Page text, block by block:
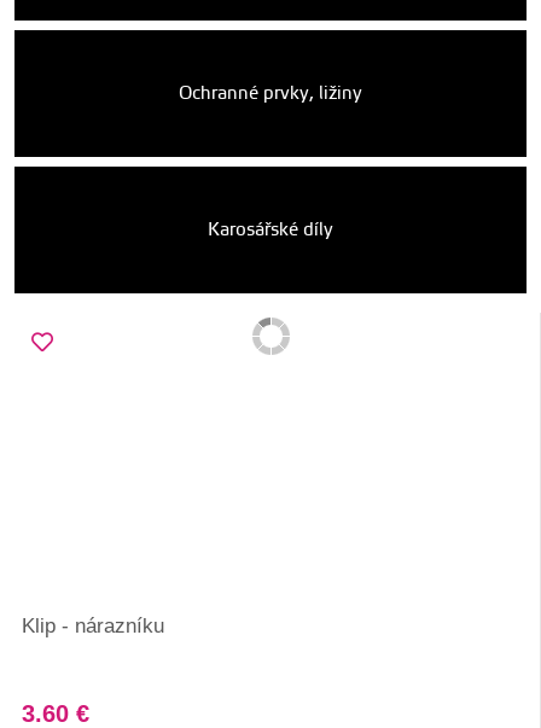
Ochranné prvky, ližiny
Karosářské díly
Klip - nárazníku
3.60 €